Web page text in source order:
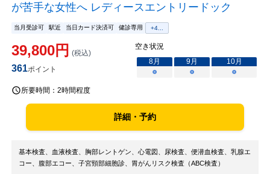
が苦手な女性へ レディースエントリードック
当月受診可 駅近 当日カード決済可 健診専用 +4...
39,800円 (税込)
361ポイント
空き状況
8月 9月 10月
○
○ ○
所要時間： 2時間程度
詳細・予約
基本検査、血液検査、胸部レントゲン、心電図、尿検査、便潜血検査、乳腺エ
コー、腹部エコー、子宮頸部細胞診、胃がんリスク検査（ABC検査）